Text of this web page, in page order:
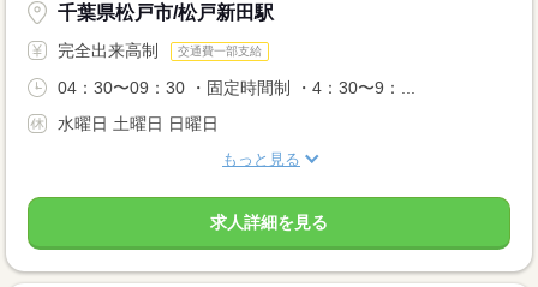
千葉県松戸市/松戸新田駅
完全出来高制 交通費一部支給
04：30〜09：30 ・固定時間制 ・4：30〜9：...
水曜日 土曜日 日曜日
もっと見る
求人詳細を見る